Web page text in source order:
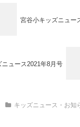
宮谷小キッズニュー
ュース2021年8月号
キッズニュース・お知